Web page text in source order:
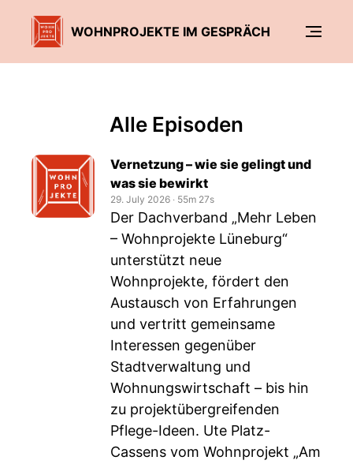
WOHNPROJEKTE IM GESPRÄCH
Alle Episoden
Vernetzung – wie sie gelingt und
was sie bewirkt
29. July 2026 ‧ 55m 27s
Der Dachverband „Mehr Leben
– Wohnprojekte Lüneburg“
unterstützt neue
Wohnprojekte, fördert den
Austausch von Erfahrungen
und vertritt gemeinsame
Interessen gegenüber
Stadtverwaltung und
Wohnungswirtschaft – bis hin
zu projektübergreifenden
Pflege-Ideen. Ute Platz-
Cassens vom Wohnprojekt „Am